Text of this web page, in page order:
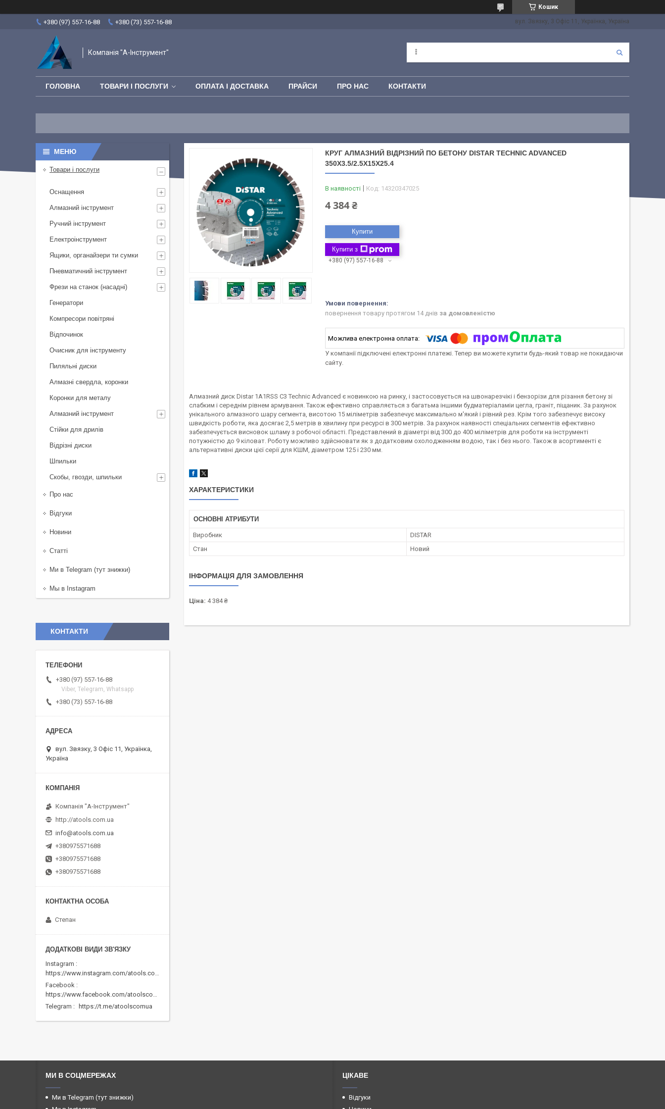
Кошик
+380 (97) 557-16-88 +380 (73) 557-16-88 вул. Звязку, 3 Офіс 11, Українка, Україна
Компанія "А-Інструмент"
ГОЛОВНА ТОВАРИ І ПОСЛУГИ ОПЛАТА І ДОСТАВКА ПРАЙСИ ПРО НАС КОНТАКТИ
КРУГ АЛМАЗНИЙ ВІДРІЗНИЙ ПО БЕТОНУ DISTAR TECHNIC ADVANCED
350X3.5/2.5X15X25.4
В наявності Код: 14320347025
4 384 ₴
Купити
Купити з
+380 (97) 557-16-88
повернення товару протягом 14 днів за домовленістю
У компанії підключені електронні платежі. Тепер ви можете купити будь-який товар не покидаючи
сайту.
Алмазний диск Distar 1A1RSS C3 Technic Advanced є новинкою на ринку, і застосовується на швонарезчікі і бензорізи для різання бетону зі
слабким і середнім рівнем армування. Також ефективно справляється з багатьма іншими будматеріаламіи цегла, граніт, піщаник. За рахунок
унікального алмазного шару сегмента, висотою 15 міліметрів забезпечує максимально м'який і рівний рез. Крім того забезпечує високу
швидкість роботи, яка досягає 2,5 метрів в хвилину при ресурсі в 300 метрів. За рахунок наявності спеціальних сегментів ефективно
забезпечується висновок шламу з робочої області. Представлений в діаметрі від 300 до 400 міліметрів для роботи на інструменті
потужністю до 9 кіловат. Роботу можливо здійснювати як з додатковим охолодженням водою, так і без нього. Також в асортименті є
альтернативні диски цієї серії для КШМ, діаметром 125 і 230 мм.
ХАРАКТЕРИСТИКИ
ОСНОВНІ АТРИБУТИ
Виробник
DISTAR
Стан
Новий
ІНФОРМАЦІЯ ДЛЯ ЗАМОВЛЕННЯ
Ціна: 4 384 ₴
Товари і послуги
Оснащення
Алмазний інструмент
Ручний інструмент
Електроінструмент
Ящики, органайзери ти сумки
Пневматичний інструмент
Фрези на станок (насадні)
Генератори
Компресори повітряні
Відпочинок
Очисник для інструменту
Пиляльні диски
Алмазні свердла, коронки
Коронки для металу
Алмазний інструмент
Стійки для дрилів
Відрізні диски
Шпильки
Скобы, гвозди, шпильки
Про нас
Відгуки
Новини
Статті
Ми в Telegram (тут знижки)
Мы в Instagram
КОНТАКТИ
+380 (97) 557-16-88
Viber, Telegram, Whatsapp
+380 (73) 557-16-88
вул. Звязку, 3 Офіс 11, Українка,
Україна
Компанія "А-Інструмент"
http://atools.com.ua
info@atools.com.ua
+380975571688
+380975571688
+380975571688
Степан
Instagram
https://www.instagram.com/atools.com.ua/
Facebook
https://www.facebook.com/atoolscomua/
Telegram
https://t.me/atoolscomua
МИ В СОЦМЕРЕЖАХ
Ми в Telegram (тут знижки)
ЦІКАВЕ
Відгуки